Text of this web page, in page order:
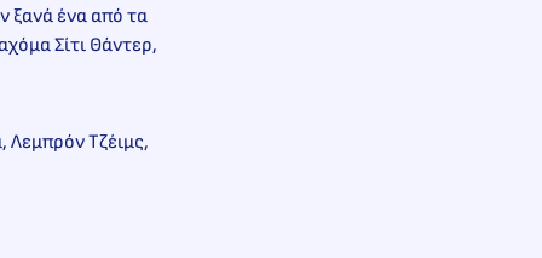
ξανά ένα από τα
Σίτι Θάντερ,
Λεμπρόν Τζέιμς,